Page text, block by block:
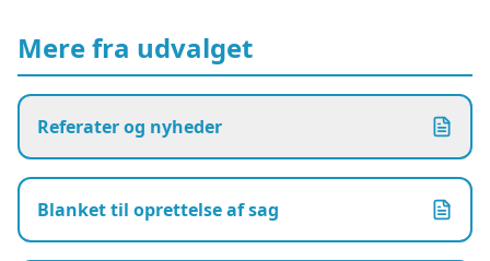
Mere fra udvalget
Referater og nyheder
Blanket til oprettelse af sag